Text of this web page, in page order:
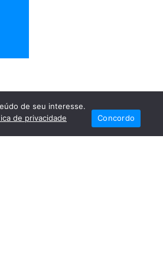
de seu interesse.
de privacidade Concordo